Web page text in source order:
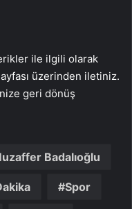
ile ilgili olarak
üzerinden iletiniz.
geri dönüş
Badalıoğlu
Spor